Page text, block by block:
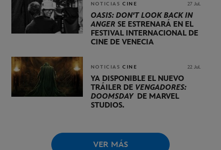
NOTICIAS CINE 27 Jul.
OASIS: DON'T LOOK BACK IN
ANGER SE ESTRENARÁ EN EL
FESTIVAL INTERNACIONAL DE
CINE DE VENECIA
NOTICIAS CINE 22 Jul.
YA DISPONIBLE EL NUEVO
TRÁILER DE VENGADORES:
DOOMSDAYDE MARVEL
STUDIOS.
VER MÁS